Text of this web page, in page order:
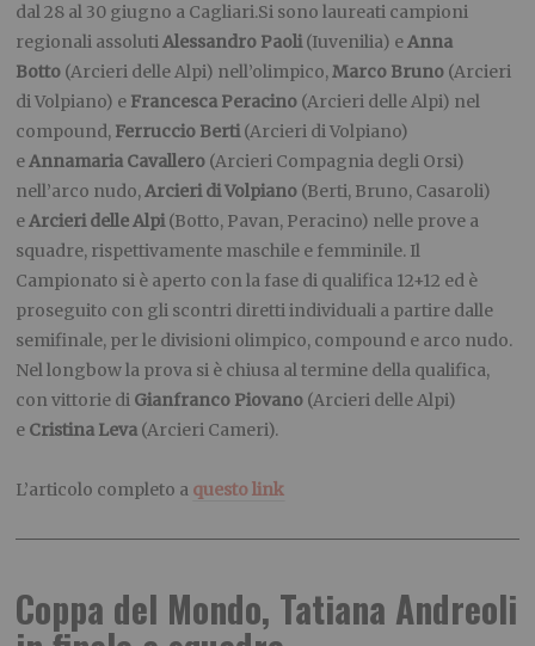
dal 28 al 30 giugno a Cagliari.Si sono laureati campioni
regionali assolutiAlessandro Paoli(Iuvenilia) eAnna
Botto (Arcieri delle Alpi) nell’olimpico,Marco Bruno (Arcieri
di Volpiano) e Francesca Peracino (Arcieri delle Alpi) nel
compound, Ferruccio Berti(Arcieri di Volpiano)
eAnnamaria Cavallero (Arcieri Compagnia degli Orsi)
nell’arco nudo,Arcieri di Volpiano (Berti, Bruno, Casaroli)
eArcieri delle Alpi(Botto, Pavan, Peracino) nelle prove a
squadre, rispettivamente maschile e femminile. Il
Campionato si è aperto con la fase di qualifica 12+12 ed è
proseguito con gli scontri diretti individuali a partire dalle
semifinale, per le divisioni olimpico, compound e arco nudo.
Nel longbow la prova si è chiusa al termine della qualifica,
con vittorie di Gianfranco Piovano (Arcieri delle Alpi)
e Cristina Leva (Arcieri Cameri).
L’articolo completo a questo link
Coppa del Mondo, Tatiana Andreoli